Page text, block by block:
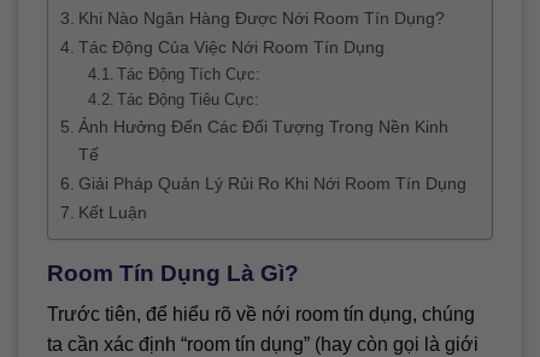
Khi Nào Ngân Hàng Được Nới Room Tín Dụng?
Tác Động Của Việc Nới Room Tín Dụng
Tác Động Tích Cực:
Tác Động Tiêu Cực:
Ảnh Hưởng Đến Các Đối Tượng Trong Nền Kinh
Tế
Giải Pháp Quản Lý Rủi Ro Khi Nới Room Tín Dụng
Kết Luận
Room Tín Dụng Là Gì?
Trước tiên, để hiểu rõ về nới room tín dụng, chúng
ta cần xác định “room tín dụng” (hay còn gọi là giới